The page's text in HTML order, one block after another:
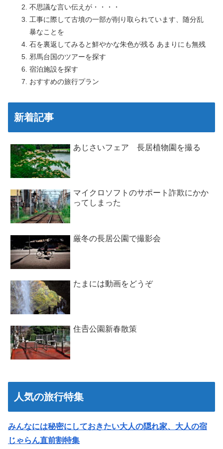
不思議な言い伝えが・・・・
工事に際して古墳の一部が削り取られています、随分乱
暴なことを
石を裏返してみると鮮やかな朱色が残る あまりにも無残
邪馬台国のツアーを探す
宿泊施設を探す
おすすめの旅行プラン
新着記事
あじさいフェア 長居植物園を撮る
マイクロソフトのサポート詐欺にかか
ってしまった
厳冬の長居公園で撮影会
たまには動画をどうぞ
住𠮷公園新春散策
人気の旅行特集
みんなには秘密にしておきたい大人の隠れ家、大人の宿
じゃらん直前割特集